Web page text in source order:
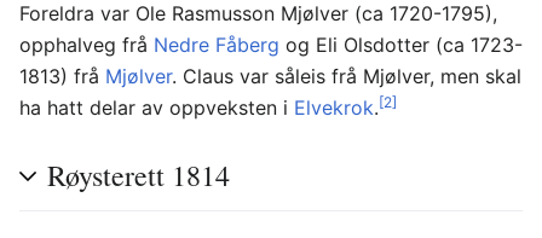
Foreldra var Ole Rasmusson Mjølver (ca 1720-1795),
opphalveg frå Nedre Fåberg og Eli Olsdotter (ca 1723-
1813) frå Mjølver. Claus var såleis frå Mjølver, men skal
ha hatt delar av oppveksten i Elvekrok.[2]
Røysterett 1814